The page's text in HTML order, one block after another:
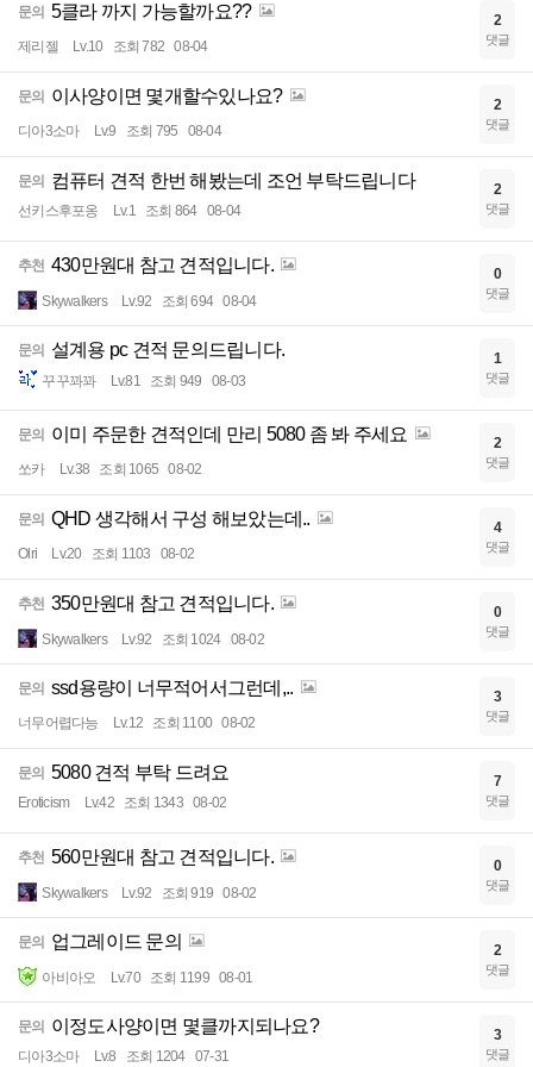
문의 5클라 까지 가능할까요??
제리젤 Lv.10 조회 782 08-04
2
댓글
문의 이사양이면 몇개할수있나요?
디아3소마 Lv.9 조회 795 08-04
2
댓글
문의 컴퓨터 견적 한번 해봤는데 조언 부탁드립니다
선키스후포옹 Lv.1 조회 864 08-04
2
댓글
추천 430만원대 참고 견적입니다.
Skywalkers Lv.92 조회 694 08-04
0
댓글
문의 설계용 pc 견적 문의드립니다.
꾸꾸꽈꽈 Lv.81 조회 949 08-03
1
댓글
문의 이미 주문한 견적인데 만리 5080 좀 봐 주세요
쏘카 Lv.38 조회 1065 08-02
2
댓글
문의 QHD 생각해서 구성 해보았는데..
Olri Lv.20 조회 1103 08-02
4
댓글
추천 350만원대 참고 견적입니다.
Skywalkers Lv.92 조회 1024 08-02
0
댓글
문의 ssd용량이 너무적어서그런데,..
너무어렵다능 Lv.12 조회 1100 08-02
3
댓글
문의 5080 견적 부탁 드려요
Eroticism Lv.42 조회 1343 08-02
7
댓글
추천 560만원대 참고 견적입니다.
Skywalkers Lv.92 조회 919 08-02
0
댓글
문의 업그레이드 문의
아비아오 Lv.70 조회 1199 08-01
2
댓글
문의 이정도사양이면 몇클까지되나요?
디아3소마 Lv.8 조회 1204 07-31
3
댓글